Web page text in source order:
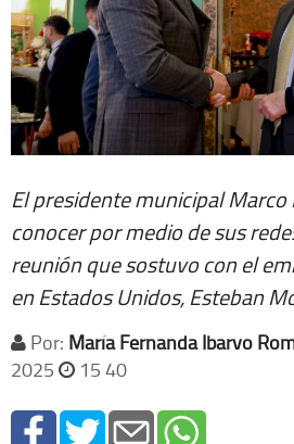
El presidente municipal Marco
conocer por medio de sus
reunión que sostuvo con el
en Estados Unidos, Esteban
Por: María Fernanda Ibarvo
2025
15 40